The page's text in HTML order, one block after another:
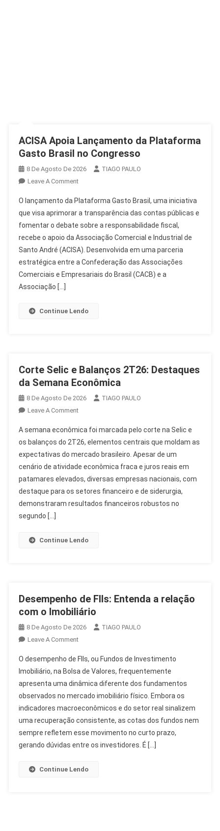
ACISA Apoia Lançamento da Plataforma
Gasto Brasil no Congresso
8 De Agosto De 2026
TIAGO PAULO
Leave A CommentOn
Apoia
Lançamento
Da
Plataforma
Gasto
Brasil
O lançamento da Plataforma Gasto Brasil, uma iniciativa
que visa aprimorar a transparência das contas públicas e
fomentar o debate sobre a responsabilidade fiscal,
recebe o apoio da Associação Comercial e Industrial de
Santo André (ACISA). Desenvolvida em uma parceria
estratégica entre a Confederação das Associações
Comerciais e Empresariais do Brasil (CACB) e a
Associação […]
Continue Lendo
Corte Selic e Balanços 2T26: Destaques
da Semana Econômica
8 De Agosto De 2026
TIAGO PAULO
Leave A CommentOn
Selic
E
Balanços
2T26:
Destaques
Da
Semana
A semana econômica foi marcada pelo corte na Selic e
os balanços do 2T26, elementos centrais que moldam as
expectativas do mercado brasileiro. Apesar de um
cenário de atividade econômica fraca e juros reais em
patamares elevados, diversas empresas nacionais, com
destaque para os setores financeiro e de siderurgia,
demonstraram resultados financeiros robustos no
segundo […]
Continue Lendo
Desempenho de FIIs: Entenda a relação
com o Imobiliário
8 De Agosto De 2026
TIAGO PAULO
Leave A CommentOn
De
FIIs:
Entenda
A
Relação
Com
Imobiliário
O desempenho de FIIs, ou Fundos de Investimento
Imobiliário, na Bolsa de Valores, frequentemente
apresenta uma dinâmica diferente dos fundamentos
observados no mercado imobiliário físico. Embora os
indicadores macroeconômicos e do setor real sinalizem
uma recuperação consistente, as cotas dos fundos nem
sempre refletem esse movimento no curto prazo,
gerando dúvidas entre os investidores. É […]
Continue Lendo